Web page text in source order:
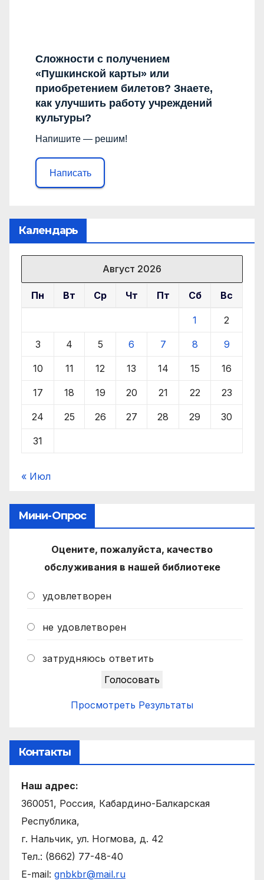
Сложности с получением
«Пушкинской карты» или
приобретением билетов? Знаете,
как улучшить работу учреждений
культуры?
Напишите — решим!
Написать
Календарь
Август 2026
Пн Вт Ср Чт Пт Сб Вс
1 2
3 4 5 6 7 8 9
10 11 12 13 14 15 16
17 18 19 20 21 22 23
24 25 26 27 28 29 30
31
« Июл
Мини-Опрос
Оцените, пожалуйста, качество
обслуживания в нашей библиотеке
удовлетворен
не удовлетворен
затрудняюсь ответить
Просмотреть Результаты
Контакты
Наш адрес:
360051, Россия, Кабардино-Балкарская
Республика,
г. Нальчик, ул. Ногмова, д. 42
Тел.: (8662) 77-48-40
E-mail: gnbkbr@mail.ru